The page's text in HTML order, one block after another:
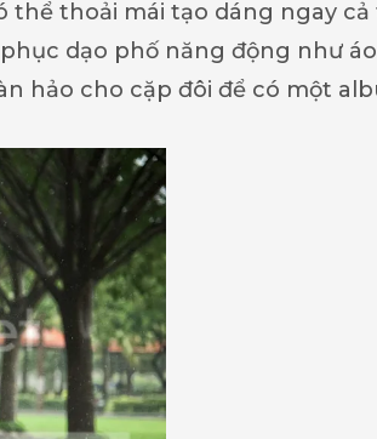
thể thoải mái tạo dáng ngay
dạo phố năng động như áo
hảo cho cặp đôi để có một